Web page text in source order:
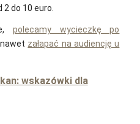
do 10 euro.
polecamy wycieczkę po
załapać na audiencję u
wskazówki dla